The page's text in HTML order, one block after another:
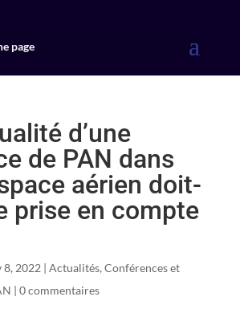
page
d’une
de PAN dans
aérien doit-
prise en compte
8, 2022 | Actualités, Conférences et
| 0 commentaires